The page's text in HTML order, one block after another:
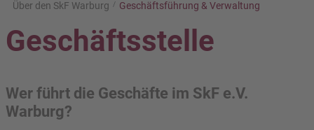
Über den SkF Warburg Geschäftsführung & Verwaltung
Geschäftsstelle
Wer führt die Geschäfte im SkF e.V.
Warburg?